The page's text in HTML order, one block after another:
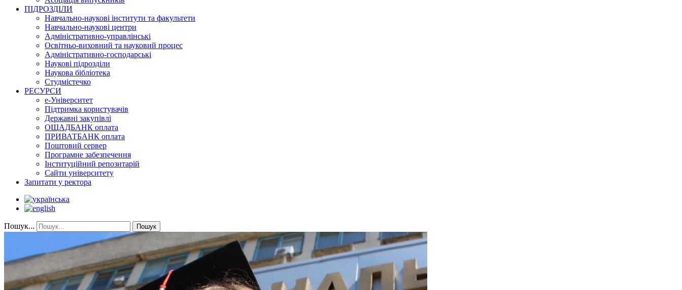
ПІДРОЗДІЛИ
Навчально-наукові інститути та факультети
Навчально-наукові центри
Адміністративно-управлінські
Освітньо-виховний та науковий процес
Адміністративно-господарські
Наукові підрозділи
Наукова бібліотека
Студмістечко
РЕСУРСИ
е-Університет
Підтримка користувачів
Державні закупівлі
ОЩАДБАНК оплата
ПРИВАТБАНК оплата
Поштовий сервер
Програмне забезпечення
Інституційний репозитарій
Сайти університету
Запитати у ректора
Пошук... Пошук